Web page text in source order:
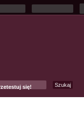
się!